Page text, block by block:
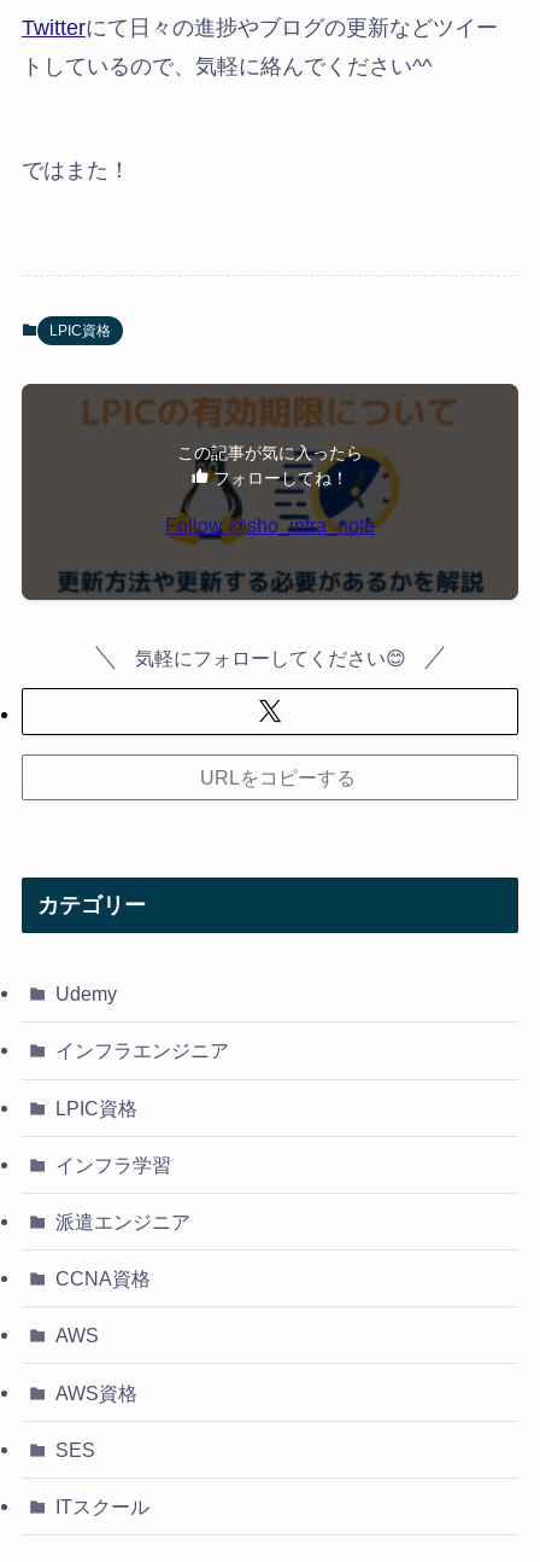
Twitterにて日々の進捗やブログの更新などツイー
トしているので、気軽に絡んでください^^
ではまた！
LPIC資格
この記事が気に入ったら
フォローしてね！
Follow @sho_infra_note
気軽にフォローしてください😊
URLをコピーする
カテゴリー
Udemy
インフラエンジニア
LPIC資格
インフラ学習
派遣エンジニア
CCNA資格
AWS
AWS資格
SES
ITスクール